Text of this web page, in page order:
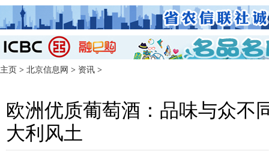
主页 > 北京信息网 > 资讯 >
欧洲优质葡萄酒：品味与众不
大利风土